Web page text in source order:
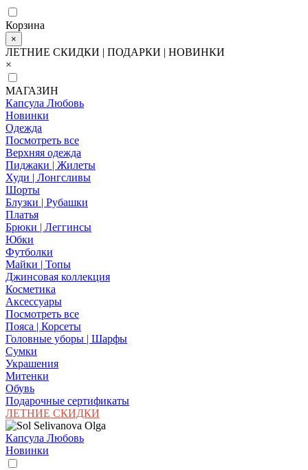
Корзина
×
ЛЕТНИЕ СКИДКИ | ПОДАРКИ | НОВИНКИ
×
МАГАЗИН
Капсула Любовь
Новинки
Одежда
Посмотреть все
Верхняя одежда
Пиджаки | Жилеты
Худи | Лонгсливы
Шорты
Блузки | Рубашки
Платья
Брюки | Леггинсы
Юбки
Футболки
Майки | Топы
Джинсовая коллекция
Косметика
Аксессуары
Посмотреть все
Пояса | Корсеты
Головные уборы | Шарфы
Сумки
Украшения
Митенки
Обувь
Подарочные сертификаты
ЛЕТНИЕ СКИДКИ
Капсула Любовь
Новинки